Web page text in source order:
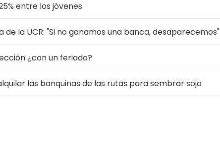
entre los jóvenes
la UCR: "Si no ganamos una banca, desaparecemos"
¿con un feriado?
las banquinas de las rutas para sembrar soja